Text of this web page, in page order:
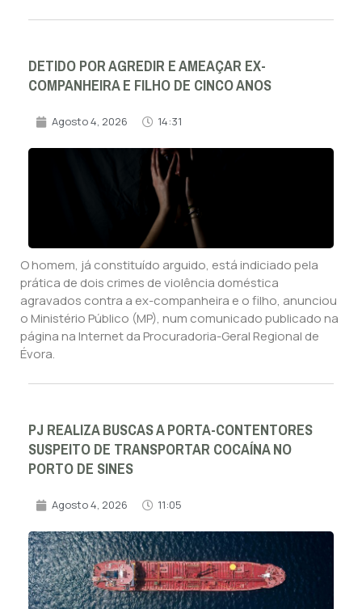
DETIDO POR AGREDIR E AMEAÇAR EX-
COMPANHEIRA E FILHO DE CINCO ANOS
Agosto 4, 2026 14:31
O homem, já constituído arguido, está indiciado pela
prática de dois crimes de violência doméstica
agravados contra a ex-companheira e o filho, anunciou
o Ministério Público (MP), num comunicado publicado na
página na Internet da Procuradoria-Geral Regional de
Évora.
PJ REALIZA BUSCAS A PORTA-CONTENTORES
SUSPEITO DE TRANSPORTAR COCAÍNA NO
PORTO DE SINES
Agosto 4, 2026 11:05